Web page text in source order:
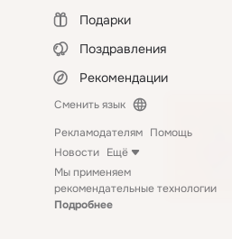
Подарки
Поздравления
Рекомендации
Сменить язык
Рекламодателям Помощь
Новости Ещё
Мы применяем
рекомендательные технологии
Подробнее